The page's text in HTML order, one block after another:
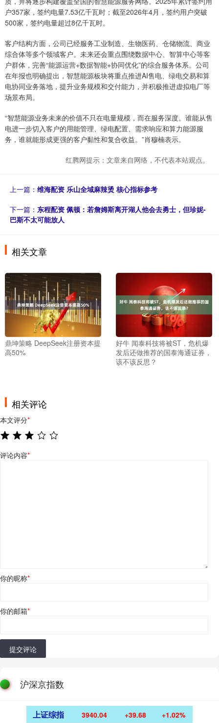
户357家，签约电量7.53亿千瓦时；截至2026年4月，签约用户突破
500家，签约电量超过8亿千瓦时。
客户结构方面，公司已经服务工业制造、生物医药、仓储物流、商业
综合体等多个领域客户。未来还会重点围绕数据中心、智算中心等客
户群体，完善“能源运营+数据智能+协同优化”的综合服务体系。公司
在年报也明确提出，智慧能源板块将重点推进AI售电、绿电交易和算
电协同业务落地，提升业务规模和交付能力，并积极推进虚拟电厂等
场景布局。
“智慧能源业务未来的价值不只在电量规模，而在服务深度。谁能从售
电进一步切入客户的用能管理、绿电配置、需求响应和算力能源服
务，谁就能形成更强的客户黏性和复合收益。”肖穆楠表示。
红腾网提示：文章来自网络，不代表本站观点。
上一篇： 维海配资 乐山全域麻辣烫 核心指标参考
下一篇： 东程配资 佩顿：若詹姆斯离开湖人他会去勇士，但珍妮-
巴斯不太可能放人
相关文章
鼎坤策略 DeepSeek注册资本提
高50%
好牛 闻泰科技将被ST，危机爆
发后还做推荐的国泰海通证券，
该不该反思？
相关评论
本文评分*
评论内容*
你的昵称*
你的邮箱*
提交评论
沪深京指数
上证综指 3940.04 +39.68 +1.02%